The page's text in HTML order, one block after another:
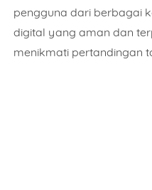
pengguna dari berbagai
digital yang aman dan
menikmati pertandingan